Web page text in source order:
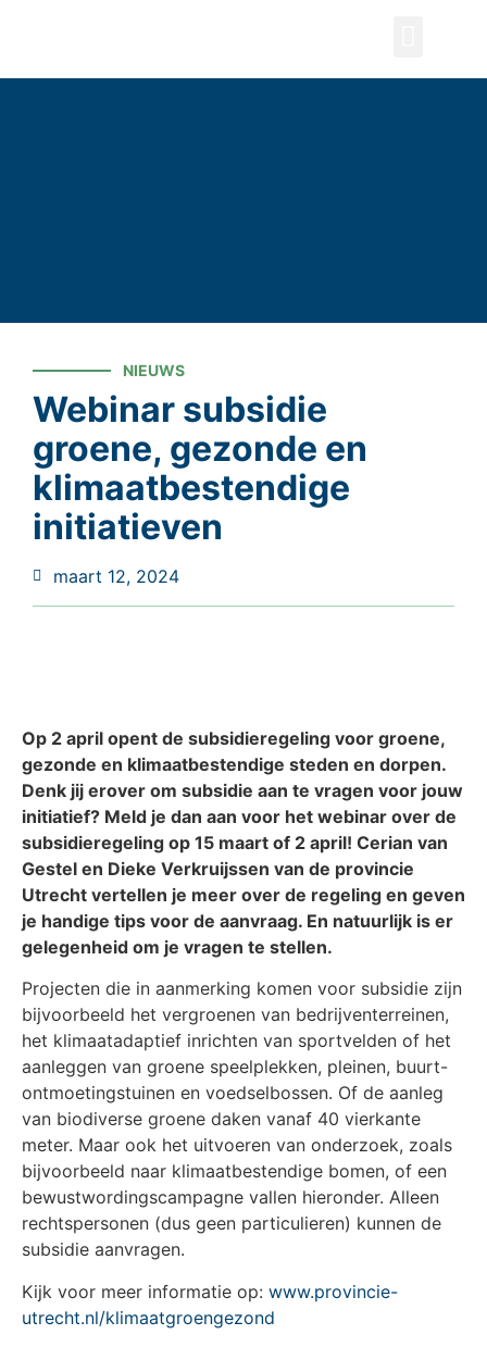
NIEUWS
Webinar subsidie
groene, gezonde en
klimaatbestendige
initiatieven
maart 12, 2024
Op 2 april opent de subsidieregeling voor groene,
gezonde en klimaatbestendige steden en dorpen.
Denk jij erover om subsidie aan te vragen voor jouw
initiatief? Meld je dan aan voor het webinar over de
subsidieregeling op 15 maart of 2 april! Cerian van
Gestel en Dieke Verkruijssen van de provincie
Utrecht vertellen je meer over de regeling en geven
je handige tips voor de aanvraag. En natuurlijk is er
gelegenheid om je vragen te stellen.
Projecten die in aanmerking komen voor subsidie zijn
bijvoorbeeld het vergroenen van bedrijventerreinen,
het klimaatadaptief inrichten van sportvelden of het
aanleggen van groene speelplekken, pleinen, buurt-
ontmoetingstuinen en voedselbossen. Of de aanleg
van biodiverse groene daken vanaf 40 vierkante
meter. Maar ook het uitvoeren van onderzoek, zoals
bijvoorbeeld naar klimaatbestendige bomen, of een
bewustwordingscampagne vallen hieronder. Alleen
rechtspersonen (dus geen particulieren) kunnen de
subsidie aanvragen.
Kijk voor meer informatie op: www.provincie-
utrecht.nl/klimaatgroengezond